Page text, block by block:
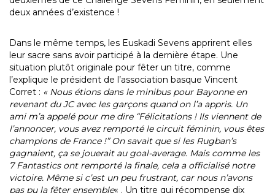
deux années d’existence !
Dans le même temps, les Euskadi Sevens apprirent elles
leur sacre sans avoir participé à la dernière étape. Une
situation plutôt originale pour fêter un titre, comme
l’explique le président de l’association basque Vincent
Corret : « Nous étions dans le minibus pour Bayonne en
revenant du JC avec les garçons quand on l’a appris. Un
ami m’a appelé pour me dire “Félicitations ! Ils viennent de
l’annoncer, vous avez remporté le circuit féminin, vous êtes
champions de France !” On savait que si les Rugban’s
gagnaient, ça se jouerait au goal-average. Mais comme les
7 Fantastics ont remporté la finale, cela a officialisé notre
victoire. Même si c’est un peu frustrant, car nous n’avons
pas pu la fêter ensemble« . Un titre qui récompense dix